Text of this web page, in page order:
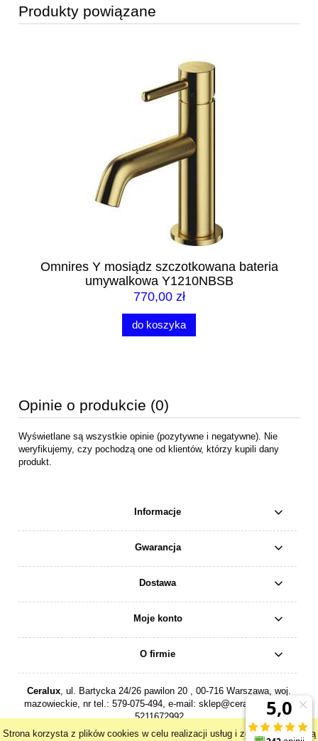
Strona korzysta z plików cookies w celu realizacji usług i zgodnie z Polityką
Produkty powiązane
Omnires Y mosiądz szczotkowana bateria
umywalkowa Y1210NBSB
770,00 zł
do koszyka
Opinie o produkcie (0)
Wyświetlane są wszystkie opinie (pozytywne i negatywne). Nie
weryfikujemy, czy pochodzą one od klientów, którzy kupili dany
produkt.
Informacje
Gwarancja
Dostawa
Moje konto
O firmie
Ceralux, ul. Bartycka 24/26 pawilon 20 , 00-716 Warszawa, woj.
mazowieckie, nr tel.: 579-075-494, e-mail: sklep@ceralux.pl, NIP:
5211672992